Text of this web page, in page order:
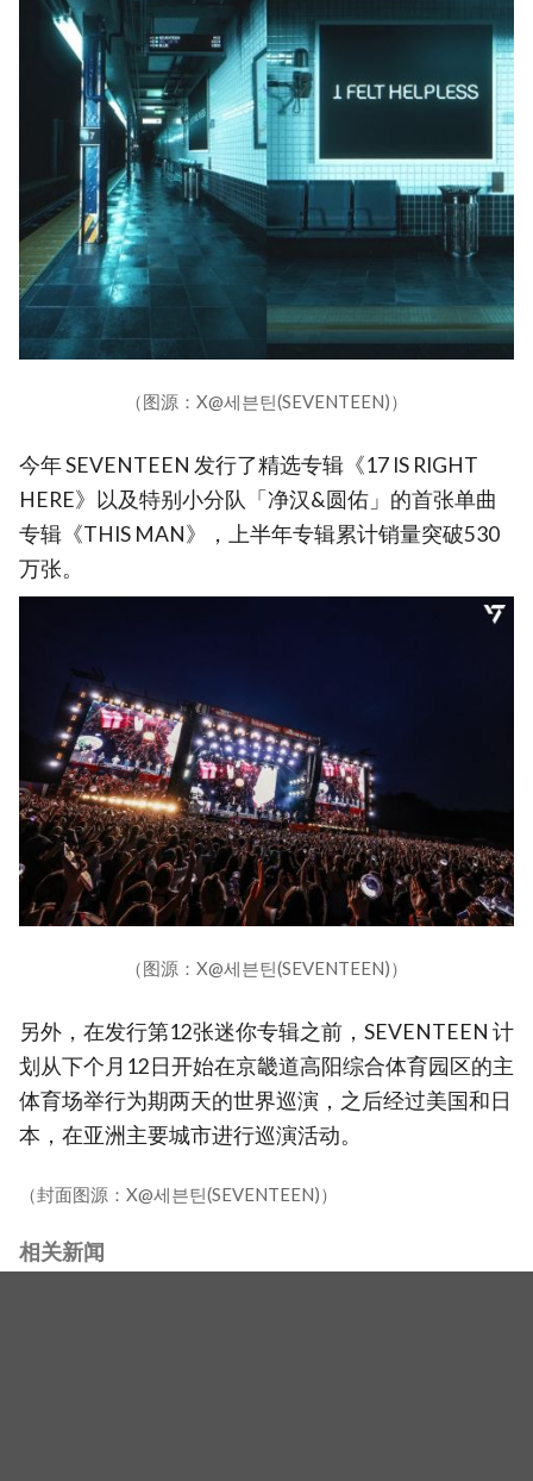
（图源：X@세븐틴(SEVENTEEN)）
今年 SEVENTEEN 发行了精选专辑《17 IS RIGHT
HERE》以及特别小分队「净汉&圆佑」的首张单曲
专辑《THIS MAN》，上半年专辑累计销量突破530
万张。
（图源：X@세븐틴(SEVENTEEN)）
另外，在发行第12张迷你专辑之前，SEVENTEEN 计
划从下个月12日开始在京畿道高阳综合体育园区的主
体育场举行为期两天的世界巡演，之后经过美国和日
本，在亚洲主要城市进行巡演活动。
（封面图源：X@세븐틴(SEVENTEEN)）
相关新闻